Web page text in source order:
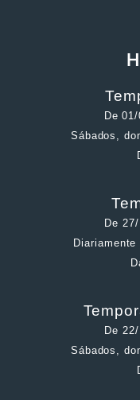
De
Sábados,
De
De
Sábados,